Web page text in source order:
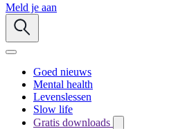
Meld je aan
Goed nieuws
Mental health
Levenslessen
Slow life
Gratis downloads